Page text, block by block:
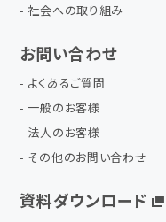
社会への取り組み
お問い合わせ
よくあるご質問
一般のお客様
法人のお客様
その他のお問い合わせ
資料ダウンロード